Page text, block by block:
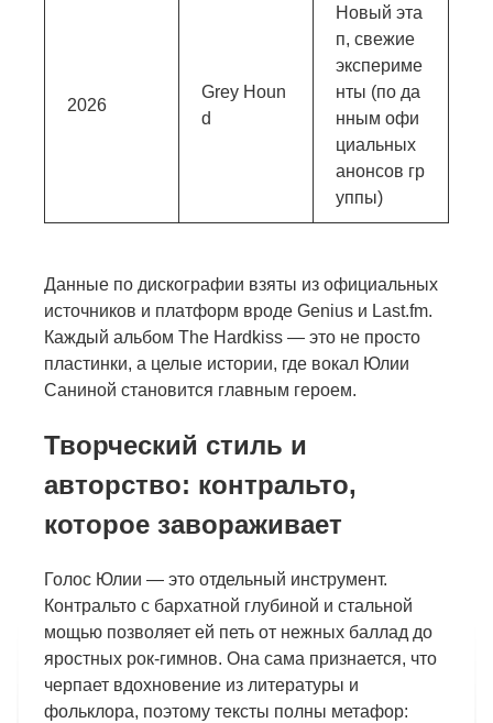
2026
Grey Houn
d
Новый эта
п, свежие
экспериме
нты (по да
нным офи
циальных
анонсов гр
уппы)
Данные по дискографии взяты из официальных
источников и платформ вроде Genius и Last.fm.
Каждый альбом The Hardkiss — это не просто
пластинки, а целые истории, где вокал Юлии
Саниной становится главным героем.
Творческий стиль и
авторство: контральто,
которое завораживает
Голос Юлии — это отдельный инструмент.
Контральто с бархатной глубиной и стальной
мощью позволяет ей петь от нежных баллад до
яростных рок-гимнов. Она сама признается, что
черпает вдохновение из литературы и
фольклора, поэтому тексты полны метафор: